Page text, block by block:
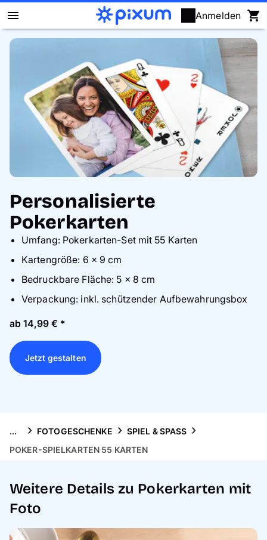
Anmelden
Pixum Fotobuch
Wandbilder
Fotokalender
Fotogeschenke
Fotopuzzle
Grußkarten
Anlässe
Reisekollektion
Personalisierte
Pokerkarten
Umfang: Pokerkarten-Set mit 55 Karten
Kartengröße: 6 x 9 cm
Bedruckbare Fläche: 5 x 8 cm
Verpackung: inkl. schützender Aufbewahrungsbox
ab 14,99 € *
Jetzt gestalten
... FOTOGESCHENKE
SPIEL & SPASS
POKER-SPIELKARTEN 55 KARTEN
Weitere Details zu Pokerkarten mit
Foto